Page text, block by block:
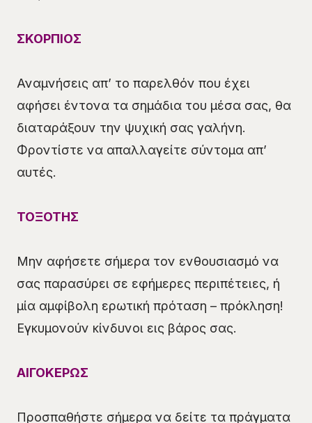
ΣΚΟΡΠΙΟΣ
Αναμνήσεις απ’ το παρελθόν που έχει
αφήσει έντονα τα σημάδια του μέσα σας, θα
διαταράξουν την ψυχική σας γαλήνη.
Φροντίστε να απαλλαγείτε σύντομα απ’
αυτές.
ΤΟΞΟΤΗΣ
Μην αφήσετε σήμερα τον ενθουσιασμό να
σας παρασύρει σε εφήμερες περιπέτειες, ή
μία αμφίβολη ερωτική πρόταση – πρόκληση!
Εγκυμονούν κίνδυνοι εις βάρος σας.
ΑΙΓΟΚΕΡΩΣ
Προσπαθήστε σήμερα να δείτε τα πράγματα